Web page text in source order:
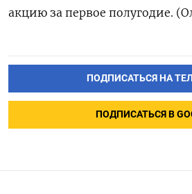
акцию за первое полугодие.
ПОДПИСАТЬСЯ НА
ПОДПИСАТЬСЯ В